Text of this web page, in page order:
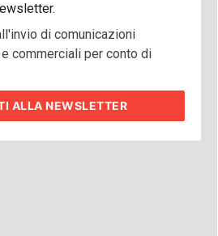
di comunicazioni
commerciali per conto di
ALLA NEWSLETTER